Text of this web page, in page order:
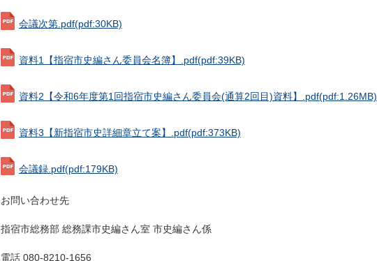
会議次第.pdf(pdf:30KB)
資料1【指宿市史編さん委員会名簿】.pdf(pdf:39KB)
資料2【令和6年度第1回指宿市史編さん委員会(通算2回目)資料】.pdf(pdf:1.26MB)
資料3【新指宿市史詳細章立て案】.pdf(pdf:373KB)
会議録.pdf(pdf:179KB)
お問い合わせ先
指宿市総務部 総務課市史編さん室 市史編さん係
電話 080-8210-1656